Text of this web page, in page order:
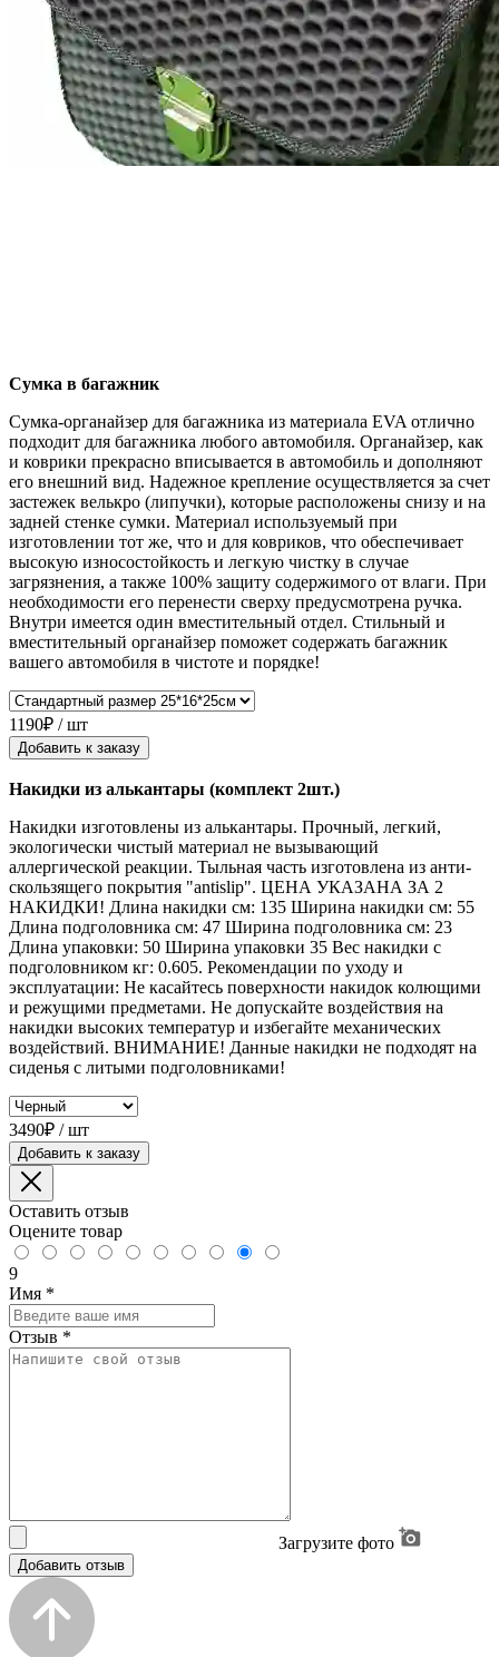
Сумка в багажник
Сумка-органайзер для багажника из материала EVA отлично
подходит для багажника любого автомобиля. Органайзер, как
и коврики прекрасно вписывается в автомобиль и дополняют
его внешний вид. Надежное крепление осуществляется за счет
застежек велькро (липучки), которые расположены снизу и на
задней стенке сумки. Материал используемый при
изготовлении тот же, что и для ковриков, что обеспечивает
высокую износостойкость и легкую чистку в случае
загрязнения, а также 100% защиту содержимого от влаги. При
необходимости его перенести сверху предусмотрена ручка.
Внутри имеется один вместительный отдел. Стильный и
вместительный органайзер поможет содержать багажник
вашего автомобиля в чистоте и порядке!
1190₽ / шт
Добавить к заказу
Накидки из алькантары (комплект 2шт.)
Накидки изготовлены из алькантары. Прочный, легкий,
экологически чистый материал не вызывающий
аллергической реакции. Тыльная часть изготовлена из анти-
скользящего покрытия "antislip". ЦЕНА УКАЗАНА ЗА 2
НАКИДКИ! Длина накидки см: 135 Ширина накидки см: 55
Длина подголовника см: 47 Ширина подголовника см: 23
Длина упаковки: 50 Ширина упаковки 35 Вес накидки с
подголовником кг: 0.605. Рекомендации по уходу и
эксплуатации: Не касайтесь поверхности накидок колющими
и режущими предметами. Не допускайте воздействия на
накидки высоких температур и избегайте механических
воздействий. ВНИМАНИЕ! Данные накидки не подходят на
сиденья с литыми подголовниками!
3490₽ / шт
Добавить к заказу
Оставить отзыв
Оцените товар
9
Имя *
Отзыв *
Загрузите фото
Добавить отзыв